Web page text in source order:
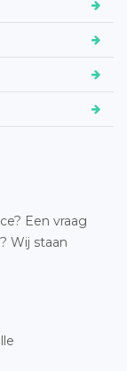
Een vraag
Wij staan